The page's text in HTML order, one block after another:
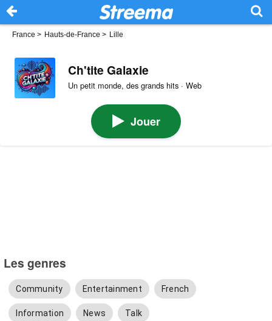
France > Hauts-de-France > Lille
Ch'tite Galaxie
Un petit monde, des grands hits · Web
Jouer
Les genres
Community Entertainment French
Information News Talk